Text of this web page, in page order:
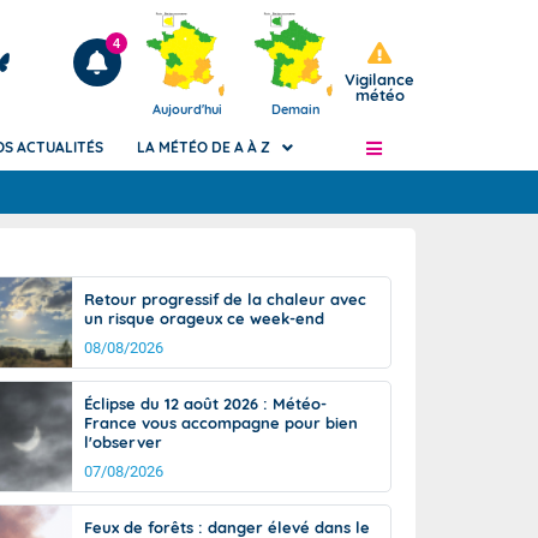
Articles
4
Aujourd'hui Demain
Vigilance
météo
de
Phénomènes dangereux de J+2 à J+7
Avertissement pluies intenses à l'échelle
des communes (Apic)
Bulletins Marine
Bulletins d'estimation du risque
d'avalanche
Météo des forêts
Vigicrues
ACTUALITÉS LA MÉTÉO DE A À Z
Retour progressif de la chaleur avec
un risque orageux ce week-end
08/08/2026
Éclipse du 12 août 2026 : Météo-
France vous accompagne pour bien
l'observer
07/08/2026
Feux de forêts : danger élevé dans le